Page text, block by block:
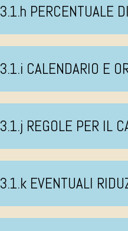
3.1.h PERCENTUALE
3.1.i CALENDARIO E
3.1.j REGOLE PER IL
3.1.k EVENTUALI